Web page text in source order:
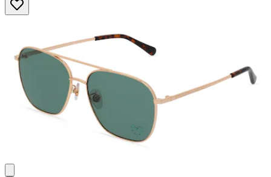
Sternen.